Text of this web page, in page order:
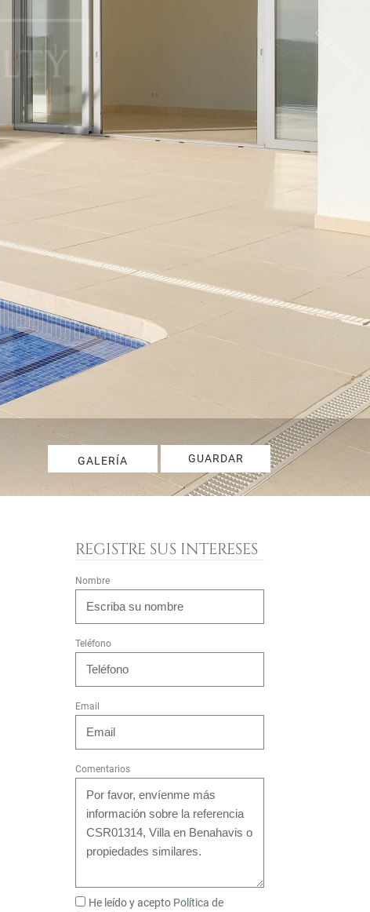
GALERÍA GUARDAR
REGISTRE SUS INTERESES
Nombre
Teléfono
Email
Comentarios
He leído y acepto Política de